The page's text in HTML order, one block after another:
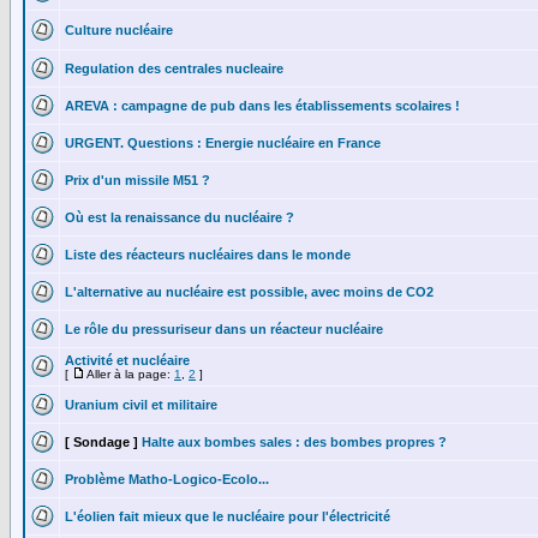
Culture nucléaire
Regulation des centrales nucleaire
AREVA : campagne de pub dans les établissements scolaires !
URGENT. Questions : Energie nucléaire en France
Prix d'un missile M51 ?
Où est la renaissance du nucléaire ?
Liste des réacteurs nucléaires dans le monde
L'alternative au nucléaire est possible, avec moins de CO2
Le rôle du pressuriseur dans un réacteur nucléaire
Activité et nucléaire
[ Aller à la page: 1 2 ]
Uranium civil et militaire
[ Sondage ] Halte aux bombes sales : des bombes propres ?
Problème Matho-Logico-Ecolo...
L'éolien fait mieux que le nucléaire pour l'électricité